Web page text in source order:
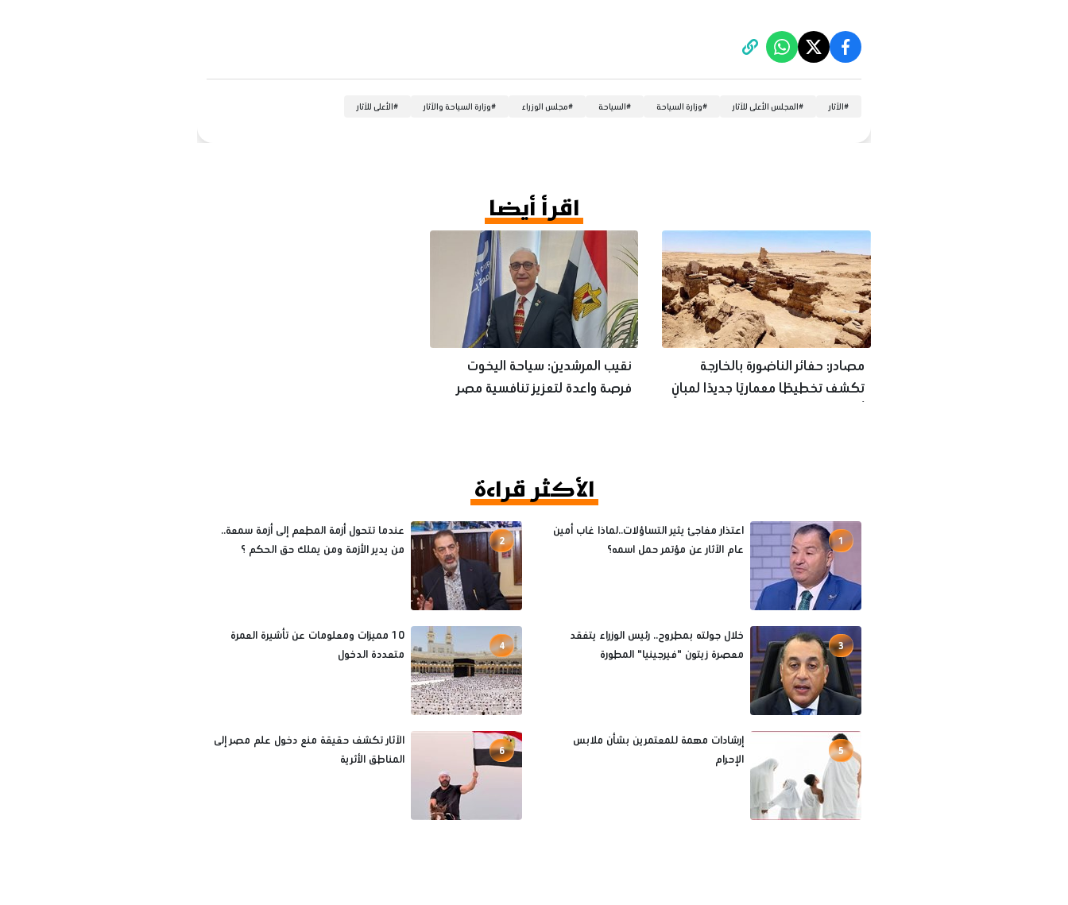
#الآثار #المجلس الأعلى للآثار #وزارة السياحة #السياحة #مجلس الوزراء #وزارة السياحة والآثار #الأعلى للآثار
اقرأ أيضا
مصادر: حفائر الناضورة بالخارجة
تكشف تخطيطًا معماريًا جديدًا لمبانٍ
نقيب المرشدين: سياحة اليخوت
فرصة واعدة لتعزيز تنافسية مصر
الأكثر قراءة
1
اعتذار مفاجئ يثير التساؤلات..لماذا غاب أمين
عام الآثار عن مؤتمر حمل اسمه؟
2
عندما تتحول أزمة المطعم إلى أزمة سمعة..
من يدير الأزمة ومن يملك حق الحكم ؟
3
خلال جولته بمطروح.. رئيس الوزراء يتفقد
معصرة زيتون "فيرجينيا" المطورة
4
10 مميزات ومعلومات عن تأشيرة العمرة
متعددة الدخول
5
إرشادات مهمة للمعتمرين بشأن ملابس
الإحرام
6
الآثار تكشف حقيقة منع دخول علم مصر إلى
المناطق الأثرية